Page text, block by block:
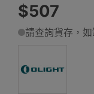
$507
請查詢貨存，